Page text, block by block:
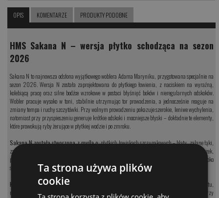
OPIS KOMENTARZE PRODUKTY PODOBNE
HMS Sakana N – wersja płytko schodząca na sezon
2026
Sakana N to najnowsza odsłona wyjątkowego woblera Adama Maryniku, przygotowana specjalnie na
sezon 2026. Wersja N została zaprojektowana do płytkiego łowienia, z naciskiem na wyraźną,
kolebiącą pracę oraz silne bodźce wzrokowe w postaci błyśnięć boków i nieregularnych odskoków.
Wobler pracuje wysoko w toni, stabilnie utrzymując tor prowadzenia, a jednocześnie reaguje na
zmiany tempa i ruchy szczytówki. Przy wolnym prowadzeniu pokazuje szerokie, leniwe wychylenia,
natomiast przy przyspieszeniu generuje krótkie odskoki i mocniejsze błyski – dokładnie te elementy,
które prowokują ryby żerujące w płytkiej wodzie i po zmroku.
Sakana N została stworzona z myślą o: płytkich łowiskach szczupakowych – blaty, zalane łąki,
zatoki, trzcinowiska, nocnym łowieniu dużych sandaczy, szczególnie na spokojnych odcinkach rzek,
przykosach i płytkich przelewach, To wobler przeznaczony do sytuacji, w których klasyczne, głęboko
schodzące przynęty są niepraktyczne.
Konstrukcja i prowadzenie:
masywne, duże korpusy zapewniają bardzo dobry dystans rzutu,
nawet przy wietrze, wyraźna, kolebiąca praca z tendencją do flashowania boków, skuteczny przy
Ta strona używa plików
cookie